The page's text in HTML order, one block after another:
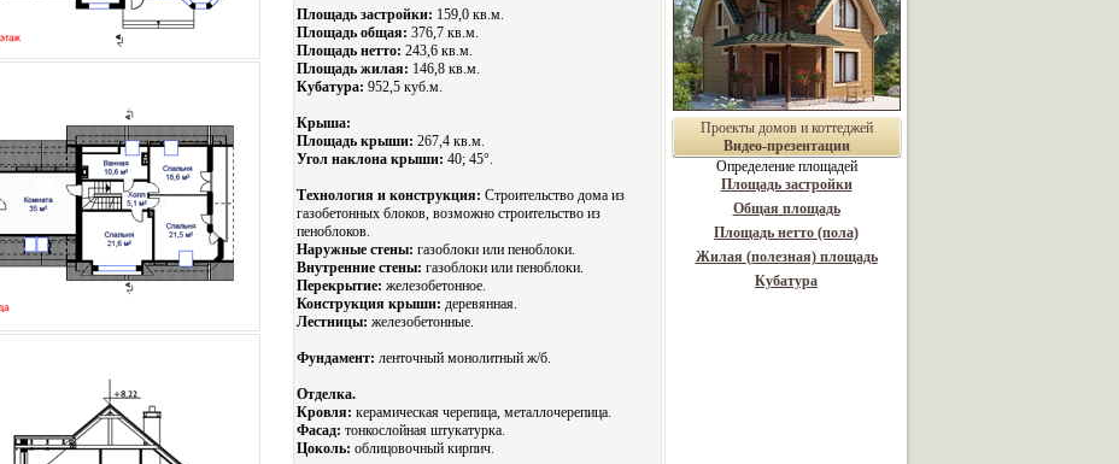
Площадь застройки: 159,0 кв.м.
Площадь общая: 376,7 кв.м.
Площадь нетто: 243,6 кв.м.
Площадь жилая: 146,8 кв.м.
Кубатура: 952,5 куб.м.
Крыша:
Площадь крыши: 267,4 кв.м.
Угол наклона крыши: 40; 45°.
Технология и конструкция: Строительство дома из
газобетонных блоков, возможно строительство из
пеноблоков.
Наружные стены: газоблоки или пеноблоки.
Внутренние стены: газоблоки или пеноблоки.
Перекрытие: железобетонное.
Конструкция крыши: деревянная.
Лестницы: железобетонные.
Фундамент: ленточный монолитный ж/б.
Отделка.
Кровля: керамическая черепица, металлочерепица.
Фасад: тонкослойная штукатурка.
Цоколь: облицовочный кирпич.
Проекты домов и коттеджей
Видео-презентации
Определение площадей
Площадь застройки
Общая площадь
Площадь нетто (пола)
Жилая (полезная) площадь
Кубатура